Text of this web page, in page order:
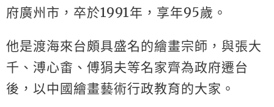
府廣州市，卒於1991年，享年95歲。
他是渡海來台頗具盛名的繪畫宗師，與張大
千、溥心畬、傅狷夫等名家齊為政府遷台
後，以中國繪畫藝術行政教育的大家。